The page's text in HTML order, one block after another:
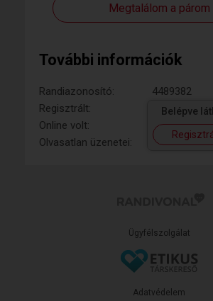
Megtalálom a párom
További információk
Randiazonosító:
4489382
Regisztrált:
Online volt:
Olvasatlan üzenetei:
Belépve
Ügyfélszolgálat
Adatvédelem